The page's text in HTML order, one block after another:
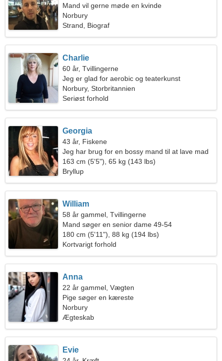
Mand vil gerne møde en kvinde
Norbury
Strand, Biograf
Charlie
60 år, Tvillingerne
Jeg er glad for aerobic og teaterkunst
Norbury, Storbritannien
Seriøst forhold
Georgia
43 år, Fiskene
Jeg har brug for en bossy mand til at lave mad
sammen
163 cm (5'5"), 65 kg (143 lbs)
Bryllup
William
58 år gammel, Tvillingerne
Mand søger en senior dame 49-54
180 cm (5'11"), 88 kg (194 lbs)
Kortvarigt forhold
Anna
22 år gammel, Vægten
Pige søger en kæreste
Norbury
Ægteskab
Evie